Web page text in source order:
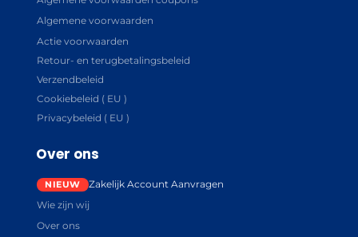
Algemene voorwaarden
Actie voorwaarden
Retour- en terugbetalingsbeleid
Verzendbeleid
Cookiebeleid ( EU )
Privacybeleid ( EU )
Over ons
Zakelijk Account Aanvragen
Wie zijn wij
Over ons